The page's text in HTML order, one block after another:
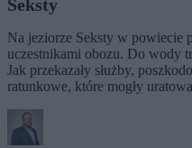
Seksty
Na jeziorze Seksty w powiecie
uczestnikami obozu. Do wody
Jak przekazały służby,
ratunkowe, które mogły